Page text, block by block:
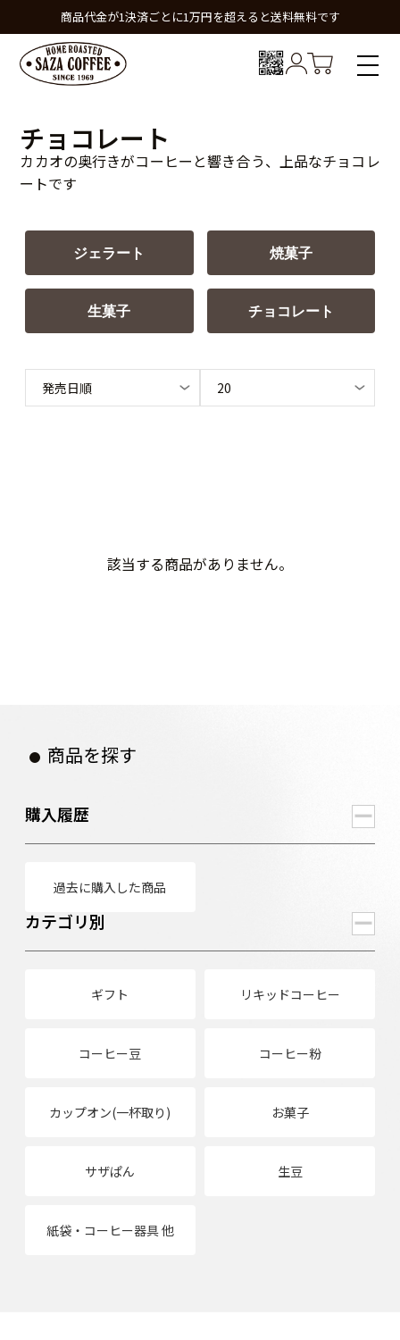
商品代金が1決済ごとに1万円を超えると送料無料です
チョコレート
カカオの奥行きがコーヒーと響き合う、上品なチョコレ
ートです
ジェラート 焼菓子
生菓子 チョコレート
該当する商品がありません。
商品を探す
購入履歴
過去に購入した商品
カテゴリ別
ギフト リキッドコーヒー
コーヒー豆 コーヒー粉
カップオン(一杯取り) お菓子
サザぱん 生豆
紙袋・コーヒー器具 他